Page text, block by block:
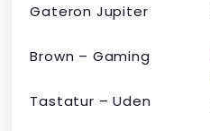
Gateron Jupiter
Brown – Gaming
Tastatur – Uden